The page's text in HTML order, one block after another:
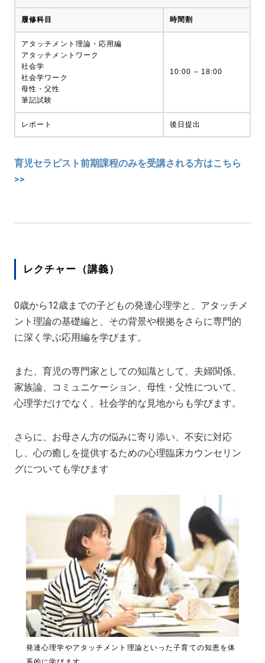
履修科目 時間割
アタッチメント理論・応用編
アタッチメントワーク
社会学
社会学ワーク
母性・父性
筆記試験
10:00 – 18:00
レポート 後日提出
育児セラピスト前期課程のみを受講される方はこちら
>>
レクチャー（講義）
0歳から12歳までの子どもの発達心理学と、アタッチメ
ント理論の基礎編と、その背景や根拠をさらに専門的
に深く学ぶ応用編を学びます。
また、育児の専門家としての知識として、夫婦関係、
家族論、コミュニケーション、母性・父性について、
心理学だけでなく、社会学的な見地からも学びます。
さらに、お母さん方の悩みに寄り添い、不安に対応
し、心の癒しを提供するための心理臨床カウンセリン
グについても学びます
発達心理学やアタッチメント理論といった子育ての知恵を体